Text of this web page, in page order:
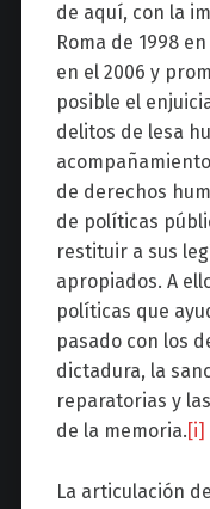
de aquí, con la
Roma de 1998
en el 2006 y
posible el
delitos de lesa
de derechos
de políticas
restituir a sus
apropiados. A
políticas que
pasado con los
dictadura, la
reparatorias y
de la memoria. [i]
La articulación